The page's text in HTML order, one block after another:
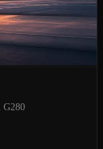
G280